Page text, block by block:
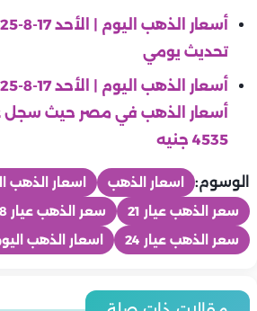
تحديث يومي
4535 جنيه
الوسوم: اسعار الذهب
اسعار الذهب
سعر الذهب عيار 21
سعر الذهب عيار 18
سعر الذهب عيار 24
اسعار الذهب
تامر عاشور يشعل أجواء مهرجان قرطاج في
منوعات